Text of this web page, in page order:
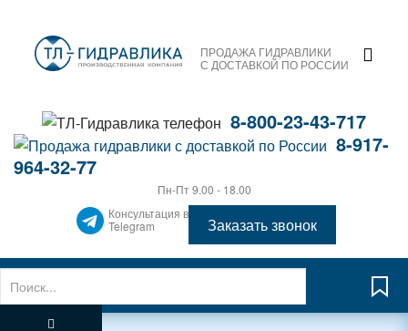
ПРОДАЖА ГИДРАВЛИКИ
С ДОСТАВКОЙ ПО РОССИИ
8-800-23-43-717
8-917-
964-32-77
Пн-Пт 9.00 - 18.00
Консультация в
Telegram
Заказать звонок